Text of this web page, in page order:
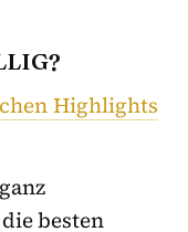
Highlights
besten